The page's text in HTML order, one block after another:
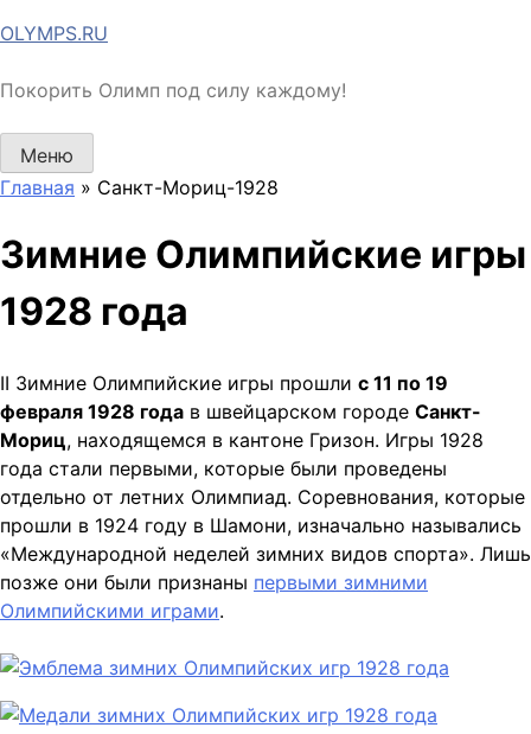
Перейти
содержимому
OLYMPS.RU
Покорить Олимп под силу каждому!
Меню
Главная » Санкт-Мориц-1928
Зимние Олимпийские игры
1928 года
II Зимние Олимпийские игры прошли с 11 по 19
февраля 1928 года в швейцарском городе Санкт-
Мориц, находящемся в кантоне Гризон. Игры 1928
года стали первыми, которые были проведены
отдельно от летних Олимпиад. Соревнования, которые
прошли в 1924 году в Шамони, изначально назывались
«Международной неделей зимних видов спорта». Лишь
позже они были признаны первыми зимними
Олимпийскими играми.